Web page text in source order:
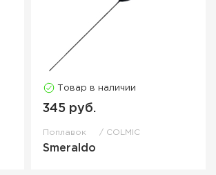
Товар в наличии
345 руб.
Поплавок COLMIC
Smeraldo